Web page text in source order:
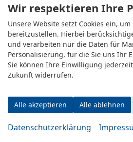
10 20 50 100
Seiten:
1 2 3 4 5
Wir respektieren Ihre
Unsere Website setzt Cookies ein,
bereitzustellen. Hierbei
und verarbeiten nur die Daten für
Personalisierung, für die Sie uns Ihr
Sie können Ihre Einwilligung
Zukunft widerrufen.
Alle akzeptieren Alle ablehnen
Datenschutzerklärung